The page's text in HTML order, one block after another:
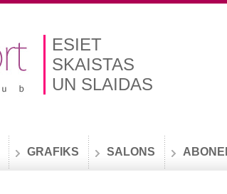
ESIET
SKAISTAS
UN SLAIDAS
GRAFIKS SALONS